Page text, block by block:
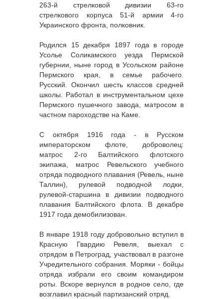
263-й стрелковой дивизии 63-го
стрелкового корпуса 51-й армии 4-го
Украинского фронта, полковник.
Родился 15 декабря 1897 года в городе
Усолье Соликамского уезда Пермской
губернии, ныне город в Усольском районе
Пермского края, в семье рабочего.
Русский. Окончил шесть классов средней
школы. Работал в инструментальном цехе
Пермского пушечного завода, матросом в
частном пароходстве на Каме.
С октября 1916 года - в Русском
императорском флоте, доброволец:
матрос 2-го Балтийского флотского
экипажа, матрос Ревельского учебного
отряда подводного плавания (Ревель, ныне
Таллин), рулевой подводной лодки,
рулевой-старшина в дивизии подводного
плавания Балтийского флота. В декабре
1917 года демобилизован.
В январе 1918 году добровольно вступил в
Красную Гвардию Ревеля, выехал с
отрядом в Петроград, участвовал в разгоне
Учредительного собрания. Моряки - бойцы
отряда избрали его своим командиром
роты. Вскоре вернулся в родное село, где
возглавил красный партизанский отряд.